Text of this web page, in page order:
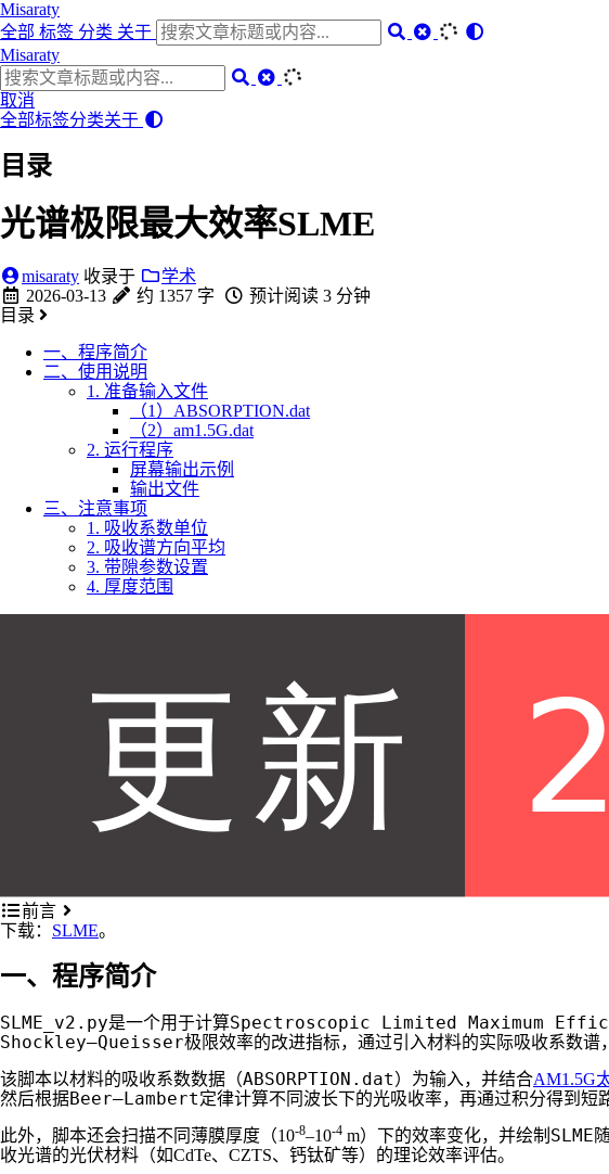
Misaraty
全部 标签 分类 关于
Misaraty
取消
全部标签分类关于
目录
光谱极限最大效率SLME
misaraty 收录于
学术
2026-03-13
约 1357 字
预计阅读 3 分钟
目录
一、程序简介
二、使用说明
1. 准备输入文件
（1）ABSORPTION.dat
（2）am1.5G.dat
2. 运行程序
屏幕输出示例
输出文件
三、注意事项
1. 吸收系数单位
2. 吸收谱方向平均
3. 带隙参数设置
4. 厚度范围
前言
下载： SLME。
一、程序简介
SLME_v2.py是一个用于计算Spectroscopic Limited Maximum
Shockley–Queisser极限效率的改进指标，通过引入材料的实际吸收系数谱
该脚本以材料的吸收系数数据（ABSORPTION.dat） 为输入，并结合AM1.5G
然后根据Beer–Lambert定律计算不同波长下的光吸收率，再通过积分得到短
此外，脚本还会扫描不同薄膜厚度（10-8–10-4 m）下的效率变化，并绘制 SLME
收光谱的光伏材料（如CdTe、CZTS、钙钛矿等）的理论效率评估。